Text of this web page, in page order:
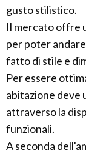
gusto stilistico.
Il mercato offre
per poter
fatto di stile e
Per essere
abitazione deve
attraverso la
funzionali.
A seconda